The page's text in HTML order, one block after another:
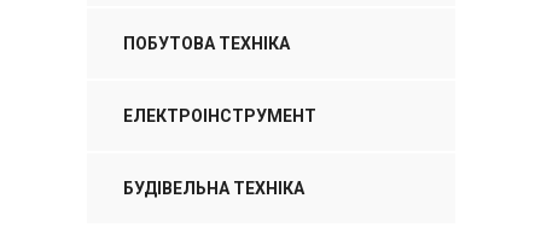
ПОБУТОВА ТЕХНІКА
ЕЛЕКТРОІНСТРУМЕНТ
БУДІВЕЛЬНА ТЕХНІКА